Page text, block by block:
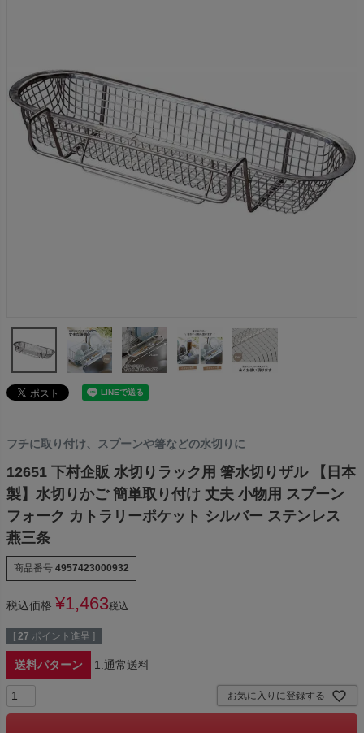
フチに取り付け、スプーンや箸などの水切りに
12651 下村企販 水切りラック用 箸水切りザル 【日本
製】水切りかご 簡単取り付け 丈夫 小物用 スプーン
フォーク カトラリーポケット シルバー ステンレス
燕三条
商品番号 4957423000932
税込価格 ¥1,463税込
[ 27 ポイント進呈 ]
送料パターン 1.通常送料
お気に入りに登録する